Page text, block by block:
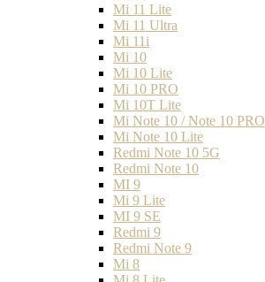
Mi 11 Lite
Mi 11 Ultra
Mi 11i
Mi 10
Mi 10 Lite
Mi 10 PRO
Mi 10T Lite
Mi Note 10 / Note 10 PRO
Mi Note 10 Lite
Redmi Note 10 5G
Redmi Note 10
MI 9
Mi 9 Lite
MI 9 SE
Redmi 9
Redmi Note 9
Mi 8